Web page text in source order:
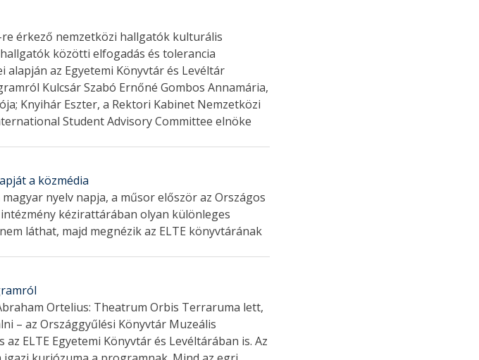
re érkező nemzetközi hallgatók kulturális
közötti elfogadás és tolerancia
az Egyetemi Könyvtár és Levéltár
Kulcsár Szabó Ernőné Gombos Annamária,
Knyihár Eszter, a Rektori Kabinet Nemzetközi
Student Advisory Committee elnöke
a közmédia
nyelv napja, a műsor először az Országos
kézirattárában olyan különleges
láthat, majd megnézik az ELTE könyvtárának
Ortelius: Theatrum Orbis Terraruma lett,
– az Országgyűlési Könyvtár Muzeális
ELTE Egyetemi Könyvtár és Levéltárában is. Az